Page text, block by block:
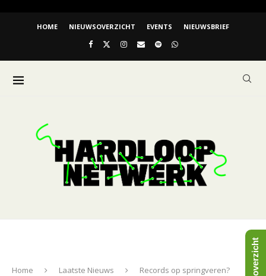
HOME NIEUWSOVERZICHT EVENTS NIEUWSBRIEF
Home Laatste Nieuws Records op springveren?